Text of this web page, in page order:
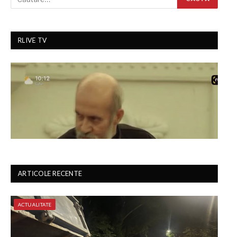
RLIVE TV
ARTICOLE RECENTE
ACTUALITATE